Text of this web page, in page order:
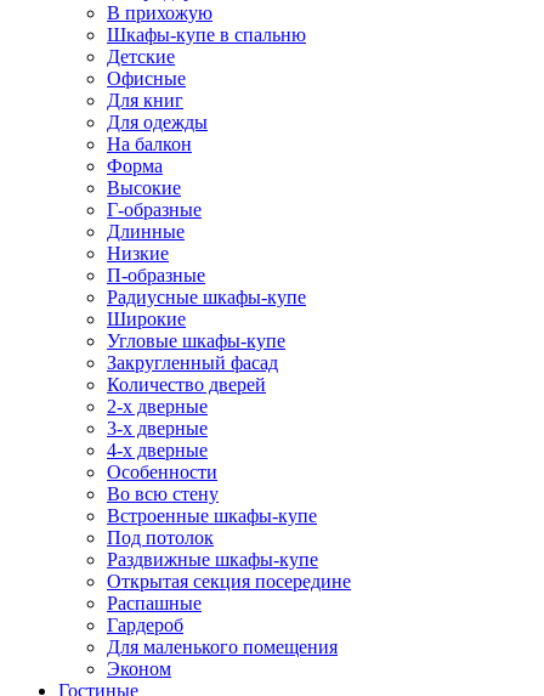
В прихожую
Шкафы-купе в спальню
Детские
Офисные
Для книг
Для одежды
На балкон
Форма
Высокие
Г-образные
Длинные
Низкие
П-образные
Радиусные шкафы-купе
Широкие
Угловые шкафы-купе
Закругленный фасад
Количество дверей
2-х дверные
3-х дверные
4-х дверные
Особенности
Во всю стену
Встроенные шкафы-купе
Под потолок
Раздвижные шкафы-купе
Открытая секция посередине
Распашные
Гардероб
Для маленького помещения
Эконом
Гостиные